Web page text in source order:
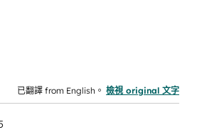
已翻譯 from English。 檢視 original 文字